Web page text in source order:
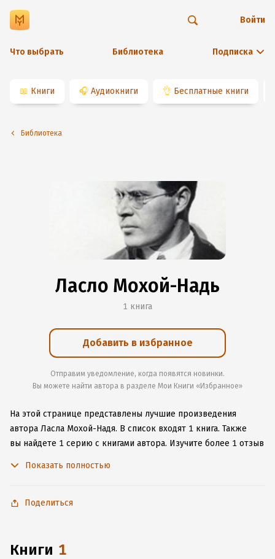
Что выбрать Библиотека Подписка
Войти
📖 Книги 🎧 Аудиокниги 👌 Бесплатные книги
Библиотека
Ласло Мохой-Надь
1 книга
Добавить в избранное
Отправим уведомление, когда появятся новинки.
Вы можете найти автора в разделе Мои Книги «Избранное»
На этой странице представлены лучшие произведения
автора Ласла Мохой-Надя. В список входят 1 книга. Также
вы найдете 1 серию с книгами автора. Изучите более 1 отзыв
не расставаться с любимыми произведениями даже без
Показать полностью
Поделиться
книги 1